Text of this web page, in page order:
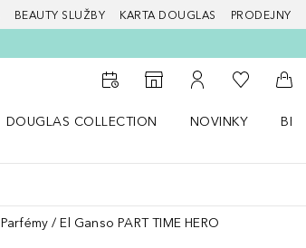
BEAUTY SLUŽBY KARTA DOUGLAS PRODEJNY
K vyhledávači prodejen
K mému účtu
K mému
Do
DOUGLAS COLLECTION
NOVINKY
Parfémy El Ganso PART TIME HERO